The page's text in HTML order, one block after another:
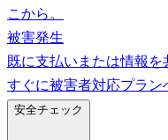
こから。
被害発生
既に支払いまたは情報を
すぐに被害者対応プラン
安全チェック